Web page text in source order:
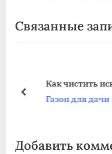
записям
д
ы
щ
з
е
д
з
Связанные
Как чистить
Газон для дачи
пред
Добавить